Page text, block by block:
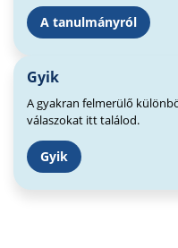
A tanulmányról
Gyik
A gyakran felmerülő
válaszokat itt találod.
Gyik